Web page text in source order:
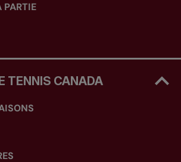
PARTIE
TENNIS CANADA